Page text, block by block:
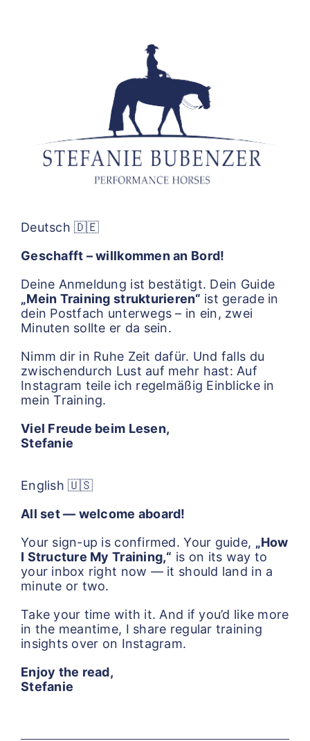
Deutsch 🇩🇪
Geschafft – willkommen an Bord!
Deine Anmeldung ist bestätigt. Dein Guide
„Mein Training strukturieren“ ist gerade in
dein Postfach unterwegs – in ein, zwei
Minuten sollte er da sein.
Nimm dir in Ruhe Zeit dafür. Und falls du
zwischendurch Lust auf mehr hast: Auf
Instagram teile ich regelmäßig Einblicke in
mein Training.
Viel Freude beim Lesen,
Stefanie
English 🇺🇸
All set — welcome aboard!
Your sign-up is confirmed. Your guide, „How
I Structure My Training,“ is on its way to
your inbox right now — it should land in a
minute or two.
Take your time with it. And if you’d like more
in the meantime, I share regular training
insights over on Instagram.
Enjoy the read,
Stefanie